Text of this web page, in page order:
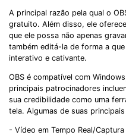
A principal razão pela qual o
gratuito. Além disso, ele
que ele possa não apenas
também editá-la de forma a
interativo e cativante.
OBS é compatível com
principais patrocinadores
sua credibilidade como uma
tela. Algumas de suas
- Vídeo em Tempo Real/